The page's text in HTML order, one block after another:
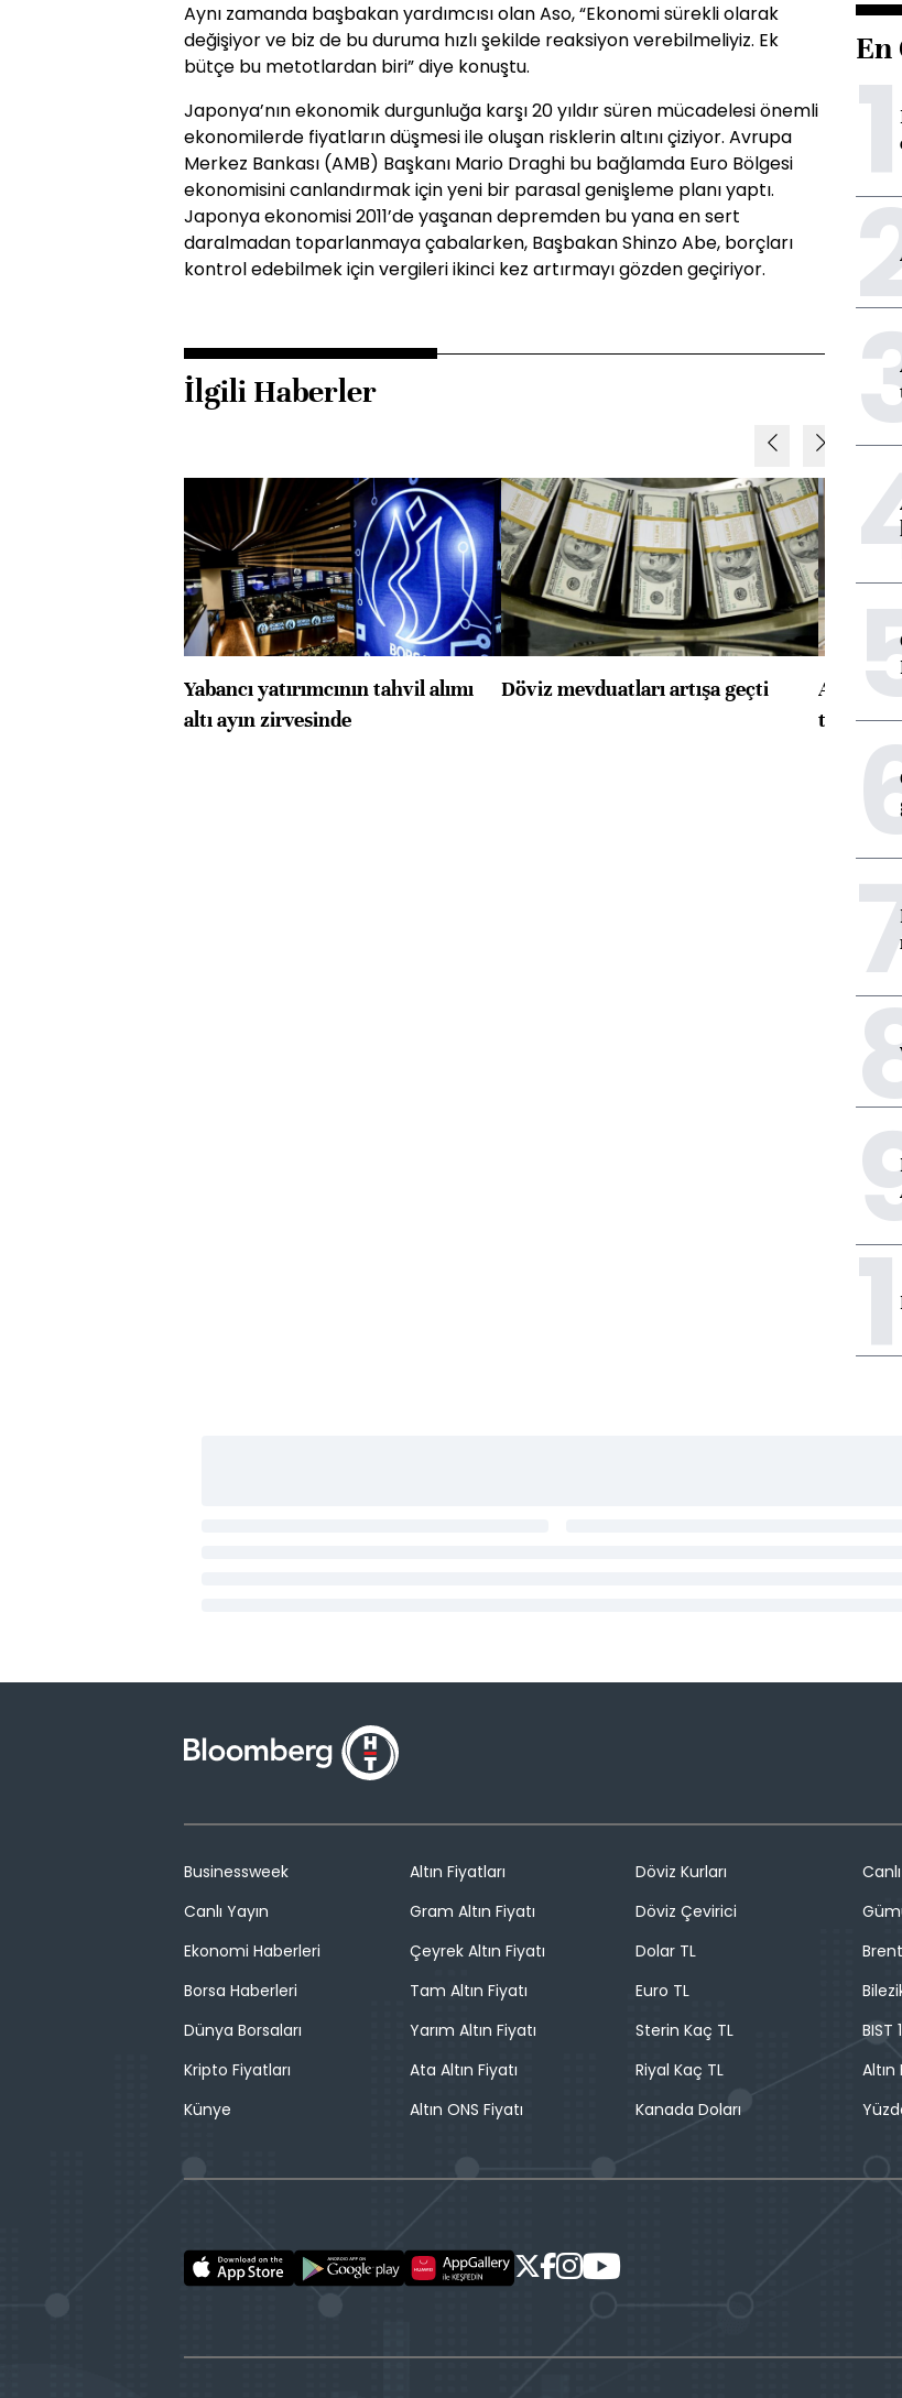
Aynı zamanda başbakan yardımcısı olan Aso, “Ekonomi sürekli olarak
değişiyor ve biz de bu duruma hızlı şekilde reaksiyon verebilmeliyiz. Ek
bütçe bu metotlardan biri” diye konuştu.
Japonya’nın ekonomik durgunluğa karşı 20 yıldır süren mücadelesi önemli
ekonomilerde fiyatların düşmesi ile oluşan risklerin altını çiziyor. Avrupa
Merkez Bankası (AMB) Başkanı Mario Draghi bu bağlamda Euro Bölgesi
ekonomisini canlandırmak için yeni bir parasal genişleme planı yaptı.
Japonya ekonomisi 2011’de yaşanan depremden bu yana en sert
daralmadan toparlanmaya çabalarken, Başbakan Shinzo Abe, borçları
kontrol edebilmek için vergileri ikinci kez artırmayı gözden geçiriyor.
İlgili Haberler
Yabancı yatırımcının tahvil alımı
altı ayın zirvesinde
Döviz mevduatları artışa geçti
ABD'de
En
1
Businessweek
Canlı Yayın
Ekonomi Haberleri
Borsa Haberleri
Dünya Borsaları
Kripto Fiyatları
Künye
Altın Fiyatları
Gram Altın Fiyatı
Çeyrek Altın Fiyatı
Tam Altın Fiyatı
Yarım Altın Fiyatı
Ata Altın Fiyatı
Altın ONS Fiyatı
Döviz Kurları
Döviz Çevirici
Dolar TL
Euro TL
Sterin Kaç TL
Riyal Kaç TL
Kanada Doları
BIST